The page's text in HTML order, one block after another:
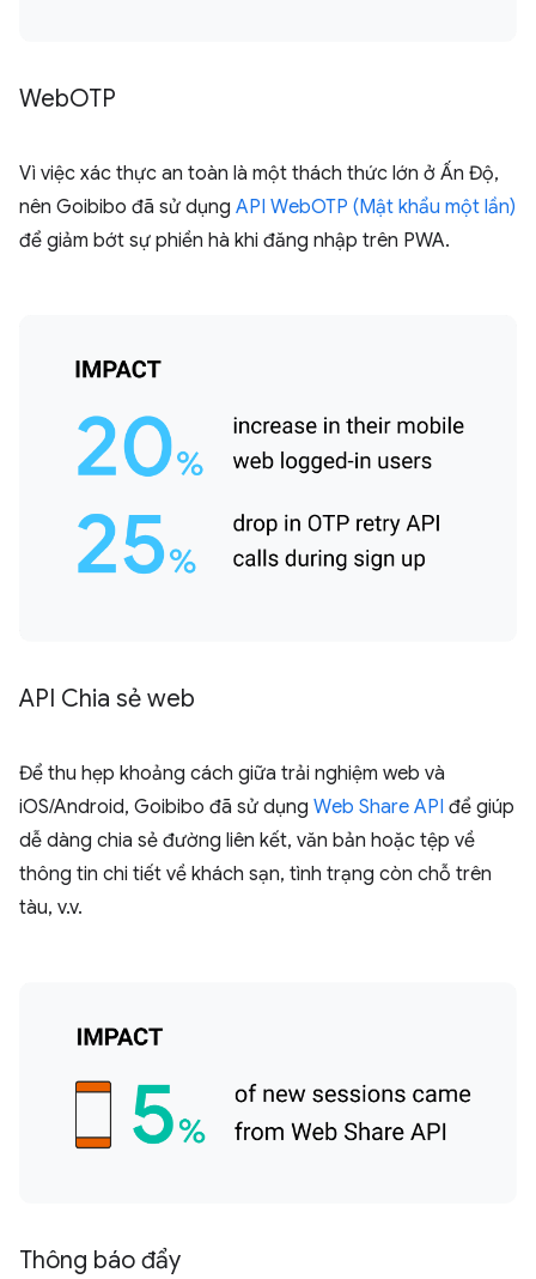
WebOTP
Vì việc xác thực an toàn là một thách thức lớn ở Ấn Độ,
nên Goibibo đã sử dụng API WebOTP (Mật khẩu một lần)
để giảm bớt sự phiền hà khi đăng nhập trên PWA.
API Chia sẻ web
Để thu hẹp khoảng cách giữa trải nghiệm web và
iOS/Android, Goibibo đã sử dụng Web Share API để giúp
dễ dàng chia sẻ đường liên kết, văn bản hoặc tệp về
thông tin chi tiết về khách sạn, tình trạng còn chỗ trên
tàu, v.v.
Thông báo đẩy